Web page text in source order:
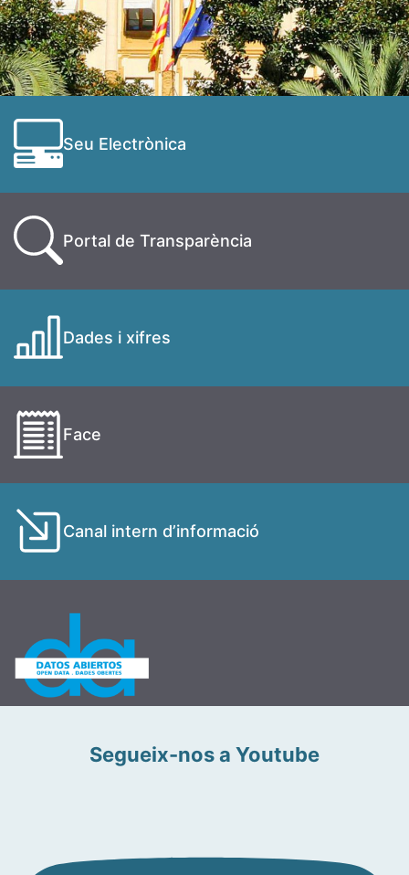
Seu Electrònica
Portal de Transparència
Dades i xifres
Face
Canal intern d’informació
Segueix-nos a Youtube